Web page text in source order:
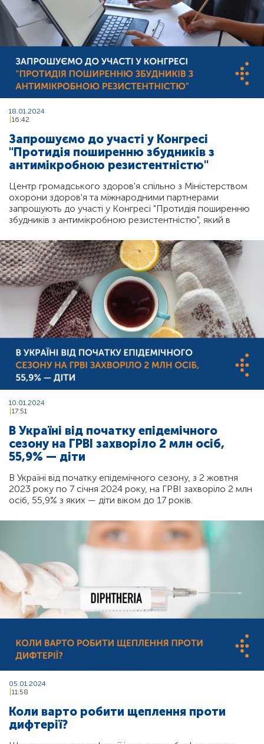
18.01.2024
16:42
Запрошуємо до участі у Конгресі
"Протидія поширенню збудників з
антимікробною резистентністю"
Центр громадського здоров'я спільно з Міністерством
охорони здоров'я та міжнародними партнерами
запрошують до участі у Конгресі "Протидія поширенню
збудників з антимікробною резистентністю", який в
10.01.2024
17:51
В Україні від початку епідемічного
сезону на ГРВІ захворіло 2 млн осіб,
55,9% — діти
В Україні від початку епідемічного сезону, з 2 жовтня
2023 року по 7 січня 2024 року, на ГРВІ захворіло 2 млн
осіб, 55,9% з яких — діти віком до 17 років.
05.01.2024
11:58
Коли варто робити щеплення проти
дифтерії?